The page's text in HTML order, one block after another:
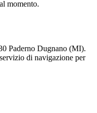
momento.
Paderno Dugnano (MI).
di navigazione per